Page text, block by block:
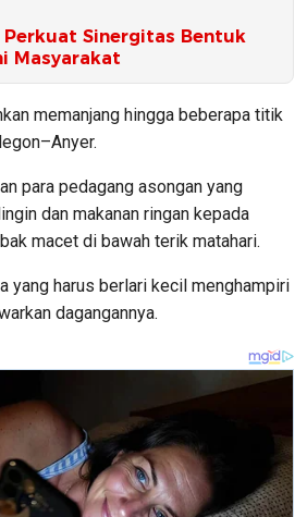
Perkuat Sinergitas Bentuk
Masyarakat
memanjang hingga beberapa titik
para pedagang asongan yang
dan makanan ringan kepada
macet di bawah terik matahari.
yang harus berlari kecil menghampiri
dagangannya.